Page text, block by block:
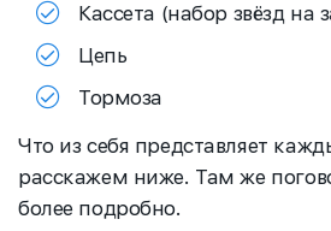
Кассета (набор звёзд на
Цепь
Тормоза
Что из себя представляет
расскажем ниже. Там же
более подробно.